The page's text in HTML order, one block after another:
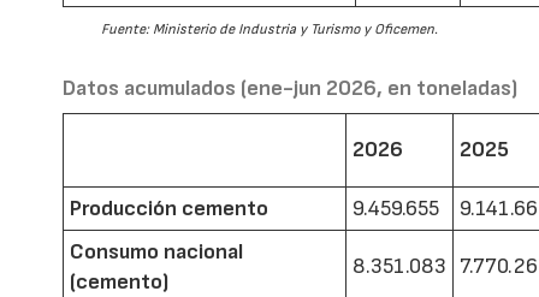
Fuente: Ministerio de Industria y Turismo y Oficemen.
Datos acumulados (ene-jun 2026, en toneladas)
2026 2025
Producción cemento 9.459.655
Consumo nacional
(cemento)
8.351.083